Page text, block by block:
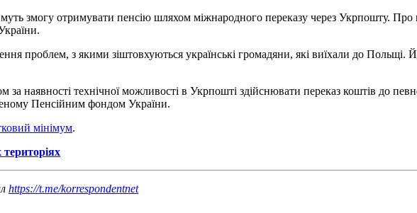
змогу отримувати пенсію шляхом міжнародного переказу через Укрпошту.
проблем, з якими зіштовхуються українські громадяни, які виїхали до Польщі.
наявності технічної можливості в Укрпошті здійснювати переказ коштів до
Пенсійним фондом України.
мінімум.
https://t.me/korrespondentnet